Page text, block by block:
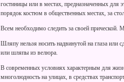
гостиницы или в местах, предназначенных для
порядок костюм в общественных местах, за
Всем необходимо следить за своей
Шляпу нельзя носить надвинутой на глаза или
или шляпы из велюра.
В современных условиях характерным для
многолюдность на улицах, в средствах